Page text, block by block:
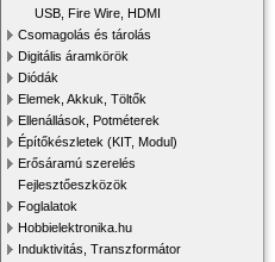
USB, Fire Wire, HDMI
Csomagolás és tárolás
Digitális áramkörök
Diódák
Elemek, Akkuk, Töltők
Ellenállások, Potméterek
Építőkészletek (KIT, Modul)
Erősáramú szerelés
Fejlesztőeszközök
Foglalatok
Hobbielektronika.hu
Induktivitás, Transzformátor